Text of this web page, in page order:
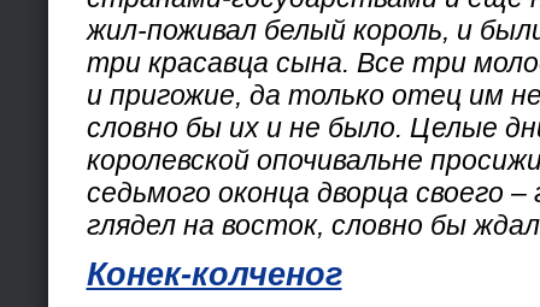
жил-поживал белый король, и
три красавца сына. Все три
и пригожие, да только отец им
словно бы их и не было. Целые
королевской опочивальне
седьмого оконца дворца своего –
глядел на восток, словно бы
Конек-колченог